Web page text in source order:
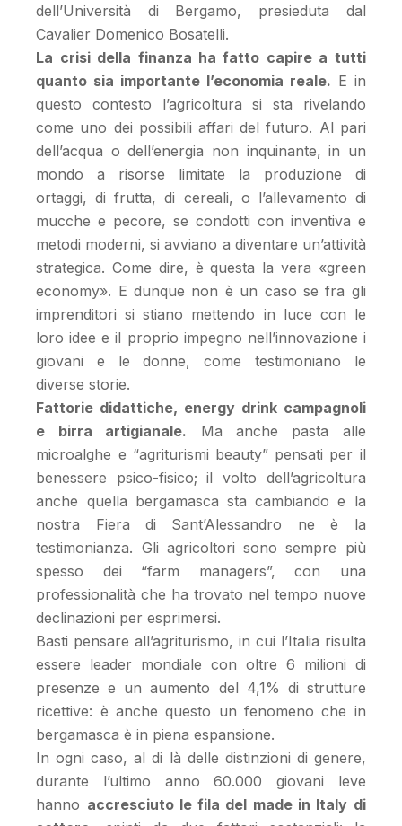
dell’Università di Bergamo, presieduta dal
Cavalier Domenico Bosatelli.
La crisi della finanza ha fatto capire a tutti
quanto sia importante l’economia reale. E in
questo contesto l’agricoltura si sta rivelando
come uno dei possibili affari del futuro. Al pari
dell’acqua o dell’energia non inquinante, in un
mondo a risorse limitate la produzione di
ortaggi, di frutta, di cereali, o l’allevamento di
mucche e pecore, se condotti con inventiva e
metodi moderni, si avviano a diventare un’attività
strategica. Come dire, è questa la vera «green
economy». E dunque non è un caso se fra gli
imprenditori si stiano mettendo in luce con le
loro idee e il proprio impegno nell’innovazione i
giovani e le donne, come testimoniano le
diverse storie.
Fattorie didattiche, energy drink campagnoli
e birra artigianale. Ma anche pasta alle
microalghe e “agriturismi beauty” pensati per il
benessere psico-fisico; il volto dell’agricoltura
anche quella bergamasca sta cambiando e la
nostra Fiera di Sant’Alessandro ne è la
testimonianza. Gli agricoltori sono sempre più
spesso dei “farm managers”, con una
professionalità che ha trovato nel tempo nuove
declinazioni per esprimersi.
Basti pensare all’agriturismo, in cui l’Italia risulta
essere leader mondiale con oltre 6 milioni di
presenze e un aumento del 4,1% di strutture
ricettive: è anche questo un fenomeno che in
bergamasca è in piena espansione.
In ogni caso, al di là delle distinzioni di genere,
durante l’ultimo anno 60.000 giovani leve
hanno accresciuto le fila del made in Italy di